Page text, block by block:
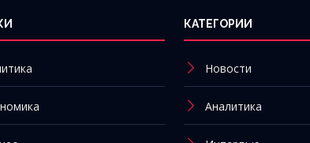
КАТЕГОРИИ
Новости
Аналитика